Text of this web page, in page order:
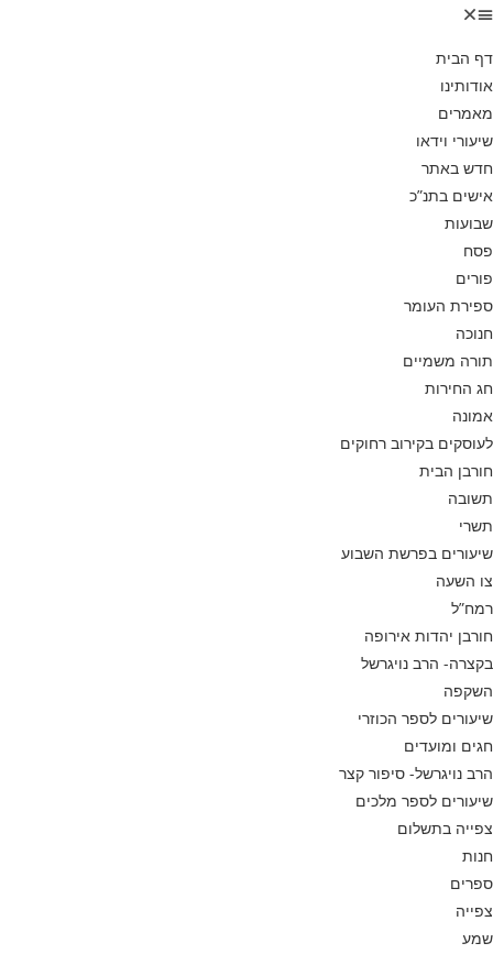
דף הבית
אודותינו
מאמרים
שיעורי וידאו
חדש באתר
אישים בתנ”כ
שבועות
פסח
פורים
ספירת העומר
חנוכה
תורה משמיים
חג החירות
אמונה
לעוסקים בקירוב רחוקים
חורבן הבית
תשובה
תשרי
שיעורים בפרשת השבוע
צו השעה
רמח”ל
חורבן יהדות אירופה
בקצרה- הרב נויגרשל
השקפה
שיעורים לספר הכוזרי
חגים ומועדים
הרב נויגרשל- סיפור קצר
שיעורים לספר מלכים
צפייה בתשלום
חנות
ספרים
צפייה
שמע